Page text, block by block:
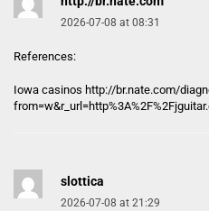
2026-07-08 at 08:31
References:
Iowa casinos http://br.nate.com/
slottica
2026-07-08 at 21:29